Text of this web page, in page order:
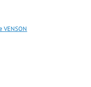
VENSON